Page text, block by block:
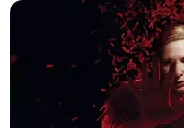
Kategóriák